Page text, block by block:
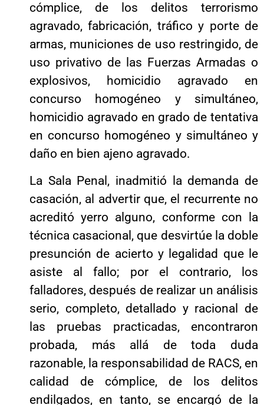
cómplice, de los delitos terrorismo
agravado, fabricación, tráfico y porte de
armas, municiones de uso restringido, de
uso privativo de las Fuerzas Armadas o
explosivos, homicidio agravado en
concurso homogéneo y simultáneo,
homicidio agravado en grado de tentativa
en concurso homogéneo y simultáneo y
daño en bien ajeno agravado.
La Sala Penal, inadmitió la demanda de
casación, al advertir que, el recurrente no
acreditó yerro alguno, conforme con la
técnica casacional, que desvirtúe la doble
presunción de acierto y legalidad que le
asiste al fallo; por el contrario, los
falladores, después de realizar un análisis
serio, completo, detallado y racional de
las pruebas practicadas, encontraron
probada, más allá de toda duda
razonable, la responsabilidad de RACS, en
calidad de cómplice, de los delitos
endilgados, en tanto, se encargó de la